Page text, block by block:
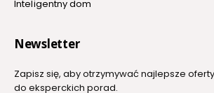
Inteligentny dom
Newsletter
Zapisz się, aby otrzymywać najlepsze
do eksperckich porad.